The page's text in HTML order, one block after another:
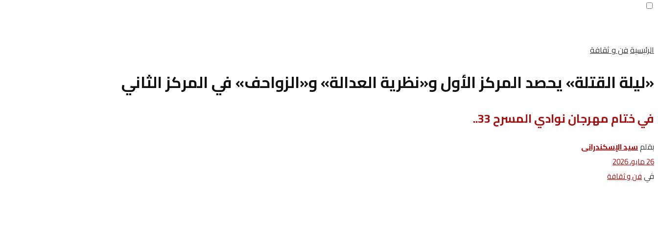
الرئيسيةفن و ثقافة
«ليلة القتلة» يحصد المركز الأول و«نظرية العدالة» و«الزواحف» في المركز الثاني
في ختام مهرجان نوادي المسرح 33..
بقلمسيد الإسكندرانى
26 مايو، 2026
فيفن و ثقافة